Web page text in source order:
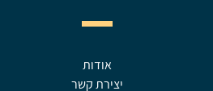
אודות
יצירת קשר